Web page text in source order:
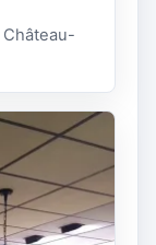
Château-